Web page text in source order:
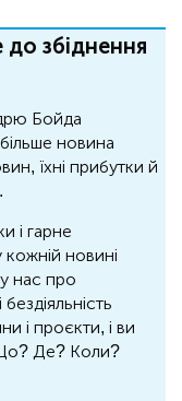
збіднення
Бойда
новина
їхні прибутки й
і гарне
новині
нас про
бездіяльність
і проєкти, і ви
Де? Коли?